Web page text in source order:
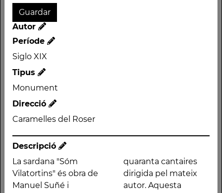
Autor
Període
Siglo XIX
Tipus
Monument
Direcció
Caramelles del Roser
Descripció
La sardana "Sóm
Vilatortins" és obra de
Manuel Suñé i
quaranta cantaires
dirigida pel mateix
autor. Aquesta
Siglo XIX
Tipus
Monument
Direcció
Caramelles del Roser
Descripció
La sardana "Sóm
Vilatortins" és obra de
quaranta cantaires
dirigida pel mateix